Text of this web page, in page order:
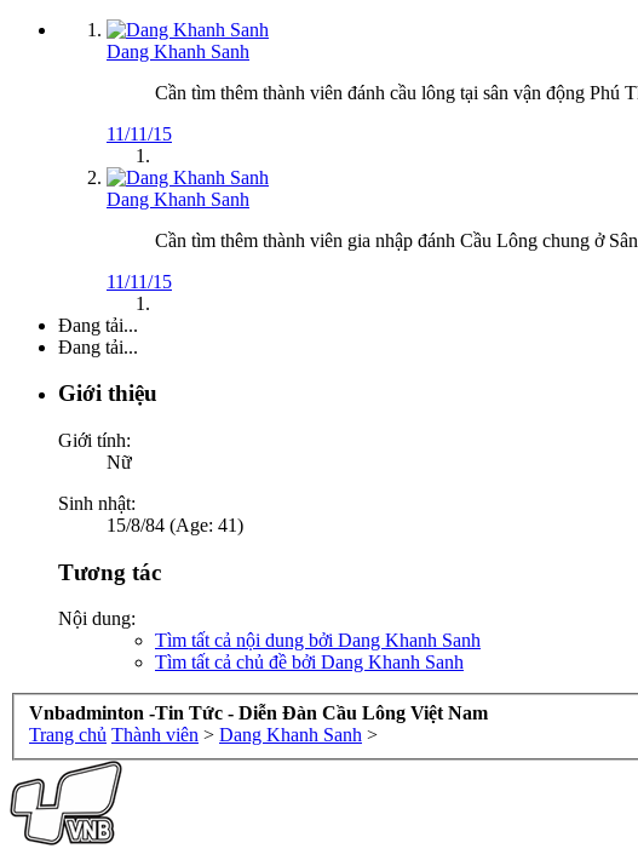
Dang Khanh Sanh
Cần tìm thêm thành viên đánh cầu lông tại sân vận động
11/11/15
Dang Khanh Sanh
Cần tìm thêm thành viên gia nhập đánh Cầu Lông chung ở
11/11/15
Đang tải...
Đang tải...
Giới thiệu
Giới tính:
Nữ
Sinh nhật:
15/8/84 (Age: 41)
Tương tác
Nội dung:
Tìm tất cả nội dung bởi Dang Khanh Sanh
Tìm tất cả chủ đề bởi Dang Khanh Sanh
Vnbadminton -Tin Tức - Diễn Đàn Cầu Lông Việt Nam
Trang chủ Thành viên > Dang Khanh Sanh >